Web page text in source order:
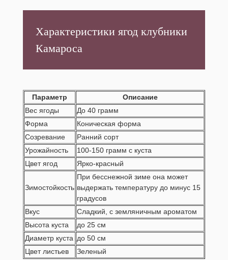
Характеристики ягод клубники
Камароса
Параметр
Описание
Вес ягоды
До 40 грамм
Форма
Коническая форма
Созревание
Ранний сорт
Урожайность
100-150 грамм с куста
Цвет ягод
Ярко-красный
Зимостойкость
При бесснежной зиме она может
выдержать температуру до минус 15
градусов
Вкус
Сладкий, с земляничным ароматом
Высота куста
до 25 см
Диаметр куста до 50 см
Цвет листьев
Зеленый